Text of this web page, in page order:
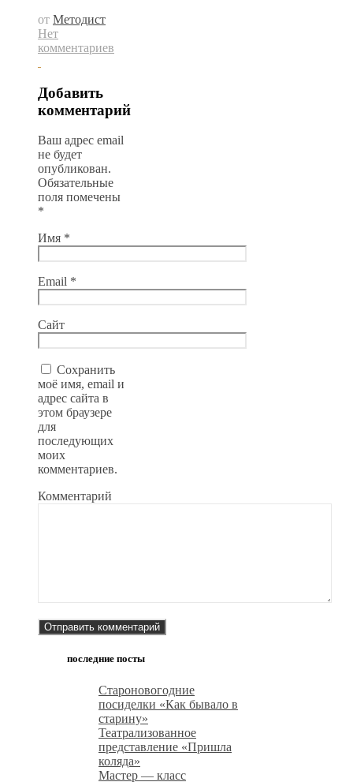
от Методист
Нет
комментариев
Добавить
комментарий
Ваш адрес email
не будет
опубликован.
Обязательные
поля помечены
*
Имя *
Email *
Сайт
Сохранить
моё имя, email и
адрес сайта в
этом браузере
для
последующих
моих
комментариев.
Комментарий
последние посты
Староновогодние
посиделки «Как бывало в
старину»
Театрализованное
представление «Пришла
коляда»
Мастер — класс